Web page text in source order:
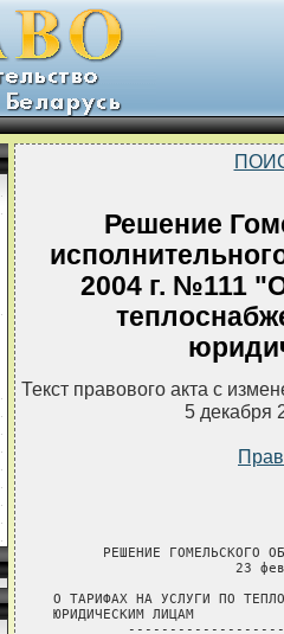
Решение
2004 г. №111
Текст правового акта с
5 декабря
РЕШЕНИЕ ГОМЕЛЬСКОГО ОБЛАСТНОГО ИСПОЛНИТЕЛЬНОГО КОМИТЕТА
                      23 февраля 2004 г. № 111

О ТАРИФАХ НА УСЛУГИ ПО ТЕПЛОСНАБЖЕНИЮ, ОКАЗЫВАЕМЫЕ
ЮРИДИЧЕСКИМ ЛИЦАМ
         -----------------------------------------------------------
         Решение утратило  силу  решением   Гомельского   областного
         исполнительного   комитета   от  19  июля  2004  г.  №  506
         (Национальный реестр правовых  актов  Республики  Беларусь,
         2004 г., № 133, 9/3588)   

     На основании Указа Президента Республики  Беларусь  от  19  мая
1999  г.  №  285  "О некоторых мерах по стабилизации цен (тарифов) в
Республике Беларусь", решения Гомельского областного исполнительного
комитета  от  4  октября  2002  г.  №  656  "Об  установлении уровня
рентабельности в тарифах на коммунальные услуги и оптовых  надбавках
на  твердое  топливо"  Гомельский  областной  исполнительный комитет
РЕШИЛ:
     1. Утвердить    с  1  февраля  2004 г.  тарифы  на  услуги   по
теплоснабжению,   оказываемые  организациями  системы   Министерства
жилищно-коммунального  хозяйства  Республики  Беларусь   юридическим
лицам, согласно приложению 1.
     2. Разрешить    организациям  жилищно-коммунального   хозяйства
самостоятельно  производить  индексацию тарифов в связи с изменением
курса белорусского рубля по отношению к доллару США в соответствии с
Методикой  индексации цен (тарифов) на оказываемые юридическим лицам
услуги    по   водо- и  теплоснабжению,  канализации,   утвержденной
Министерством жилищно-коммунального хозяйства Республики Беларусь 17
апреля    1998 г.    № 06/02-177    (Бюллетень   нормативно-правовой
информации, 1998 г., № 11).
     Оплату услуг по теплоснабжению, включая погашение задолженности
за эти  услуги,  взимать  в  соответствии  с  постановлением  Совета
Министров  Республики  Беларусь  от  19  марта  1998  г.  №  429 "Об
индексации цен (тарифов) на коммунальные услуги для юридических лиц"
(Собрание декретов,  указов Президента и постановлений Правительства
Республики Беларусь,  1998 г.,  № 8, ст.202) по тарифам, действующим
на момент оплаты.
     3. Утвердить    удельный    вес  затрат  на  природный  газ   и
электрическую  энергию к объему услуг по теплоснабжению, оказываемых
организациями  системы  Министерства жилищно-коммунального хозяйства
Республики Беларусь юридическим лицам, согласно приложению 2.
     4. В  связи  с принятием настоящего решения признать утратившим
силу  решение  Гомельского  областного исполнительного комитета от 2
декабря  2003 г.  № 806  "О  тарифах  на  услуги  по теплоснабжению,
оказываемые  юридическим  лицам" (Национальный реестр правовых актов
Республики Беларусь, 2003 г., № 144, 9/3073).

Председатель                                             А.С.Якобсон

Управляющий делами                                 Н.А.Протосовицкий

                                            Приложение 1
                                            к решению
                                            Гомельского областного
                                            исполнительного комитета
                                            23.02.2004 № 111

                               ТАРИФЫ
       на услуги по теплоснабжению, оказываемые организациями
        системы Министерства жилищно-коммунального хозяйства
               Республики Беларусь юридическим лицам

----T--------------------------------------T-----------------------¬
¦   ¦                                      ¦Тарифы без налога на   ¦
¦   ¦                                      ¦добавленную стоимость  ¦
¦   ¦                                      ¦    (рублей за 1       ¦
¦ № ¦                                      ¦     гигакалорию)      ¦
¦п/п¦       Наименование организации       +------------T----------+
¦   ¦                                      ¦для ведом-  ¦для прочих¦
¦   ¦                                      ¦ственного   ¦юридичес- ¦
¦   ¦                                      ¦жилищного   ¦ких лиц   ¦
¦   ¦                                      ¦фонда       ¦          ¦
+---+--------------------------------------+------------+----------+
¦ 1 ¦Город (далее - г.) Гомель,            ¦    60836   ¦   57008  ¦
¦   ¦коммунальное производственное         ¦            ¦          ¦
¦   ¦унитарное предприятие                 ¦            ¦          ¦
¦   ¦"Гомельоблтеплосеть"                  ¦            ¦          ¦
+---